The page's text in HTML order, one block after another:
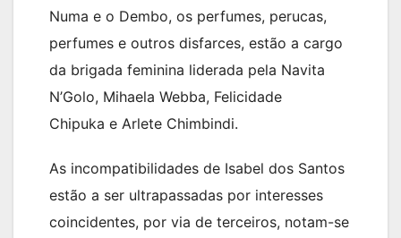
Numa e o Dembo, os perfumes, perucas,
perfumes e outros disfarces, estão a cargo
da brigada feminina liderada pela Navita
N’Golo, Mihaela Webba, Felicidade
Chipuka e Arlete Chimbindi.
As incompatibilidades de Isabel dos Santos
estão a ser ultrapassadas por interesses
coincidentes, por via de terceiros, notam-se